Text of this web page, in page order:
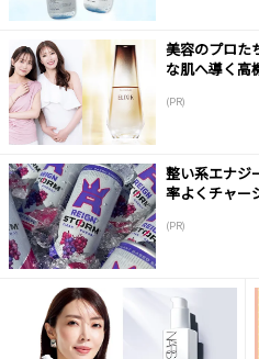
美容のプロた
な肌へ導く高
(PR)
整い系エナジ
率よくチャー
(PR)